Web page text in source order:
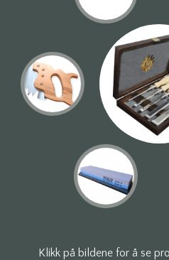
Klikk på bildene for å se